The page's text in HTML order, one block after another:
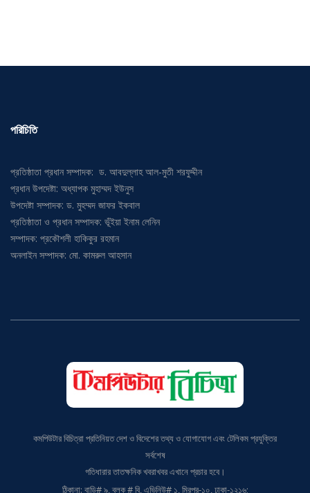
পরিচিতি
প্রতিষ্ঠাতা প্রধান সম্পাদক: ড. আবদুল্লাহ আল-মুতী শরফুদ্দীন
প্রধান উপদেষ্টা: অধ্যাপক মুহাম্মদ ইউনুস
উপদেষ্টা সম্পাদক: ড. মুহম্মদ জাফর ইকবাল
প্রতিষ্ঠাতা ও প্রধান সম্পাদক: ভূঁইয়া ইনাম লেনিন
সম্পাদক: প্রকৌশলী হাকিকুর রহমান
অনলাইন সম্পাদক: মো. কামরুল আহসান
কমপিউটার বিচিত্রা প্রতিনিয়ত দেশ ও বিদেশের তথ্য ও যোগাযোগ এবং টেলিকম প্রযুক্তির
সর্বশেষ
গতিধারার তাতক্ষনিক খবরাখবর এখানে প্রচার হবে।
ঠিকানা: বাড়ি# ৯, ব্লক # বি, এভিনিউ# ১, মিরপুর-১০, ঢাকা-১২১৬;